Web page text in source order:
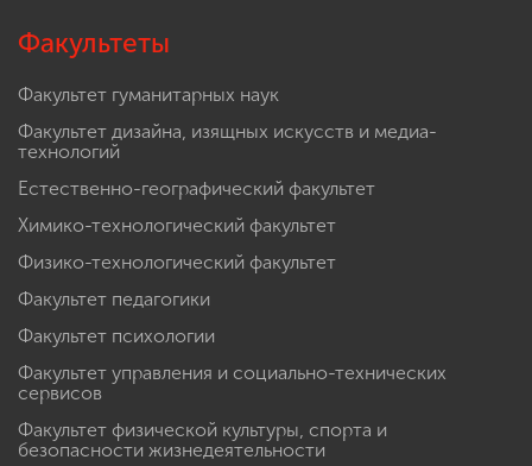
Факультеты
Факультет гуманитарных наук
Факультет дизайна, изящных искусств и медиа-
технологий
Естественно-географический факультет
Химико-технологический факультет
Физико-технологический факультет
Факультет педагогики
Факультет психологии
Факультет управления и социально-технических
сервисов
Факультет физической культуры, спорта и
безопасности жизнедеятельности